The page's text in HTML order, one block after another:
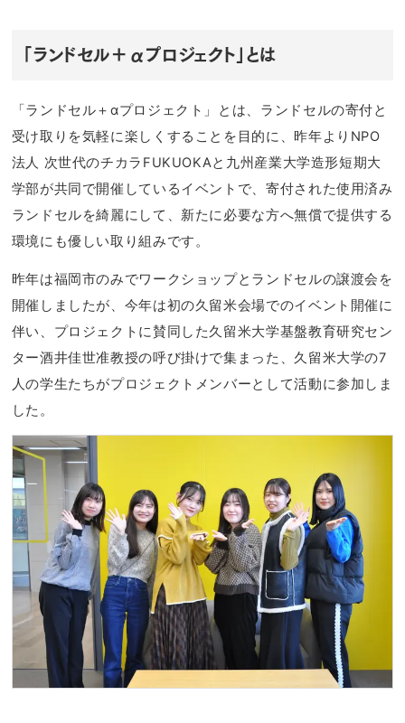
「ランドセル＋αプロジェクト」とは
「ランドセル＋αプロジェクト」とは、ランドセルの寄付と
受け取りを気軽に楽しくすることを目的に、昨年よりNPO
法人 次世代のチカラFUKUOKAと九州産業大学造形短期大
学部が共同で開催しているイベントで、寄付された使用済み
ランドセルを綺麗にして、新たに必要な方へ無償で提供する
環境にも優しい取り組みです。
昨年は福岡市のみでワークショップとランドセルの譲渡会を
開催しましたが、今年は初の久留米会場でのイベント開催に
伴い、プロジェクトに賛同した久留米大学基盤教育研究セン
ター酒井佳世准教授の呼び掛けで集まった、久留米大学の7
人の学生たちがプロジェクトメンバーとして活動に参加しま
した。